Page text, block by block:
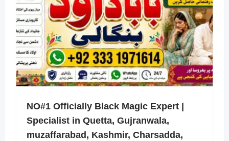
NO#1 Officially Black Magic Expert |
Specialist in Quetta, Gujranwala,
muzaffarabad, Kashmir, Charsadda,